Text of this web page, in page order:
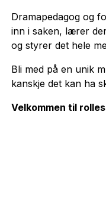
Dramapedagog og
inn i saken, lærer
og styrer det hele
Bli med på en unik
kanskje det kan ha
Velkommen til